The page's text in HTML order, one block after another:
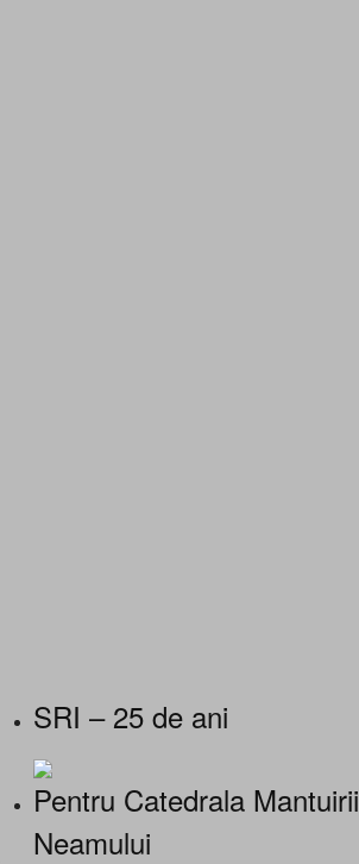
SRI – 25 de ani
Pentru Catedrala Mantuirii
Neamului